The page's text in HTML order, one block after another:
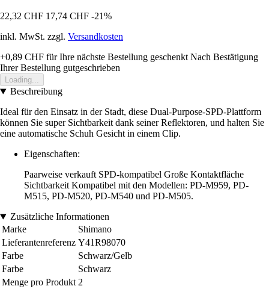
22,32 CHF 17,74 CHF -21%
inkl. MwSt. zzgl. Versandkosten
+0,89 CHF für Ihre nächste Bestellung geschenkt Nach Bestätigung
Ihrer Bestellung gutgeschrieben
Loading...
Beschreibung
Ideal für den Einsatz in der Stadt, diese Dual-Purpose-SPD-Plattform
können Sie super Sichtbarkeit dank seiner Reflektoren, und halten Sie
eine automatische Schuh Gesicht in einem Clip.
Eigenschaften:
Paarweise verkauft SPD-kompatibel Große Kontaktfläche
Sichtbarkeit Kompatibel mit den Modellen: PD-M959, PD-
M515, PD-M520, PD-M540 und PD-M505.
Zusätzliche Informationen
Marke
Shimano
Lieferantenreferenz Y41R98070
Farbe
Schwarz/Gelb
Farbe
Schwarz
Menge pro Produkt 2